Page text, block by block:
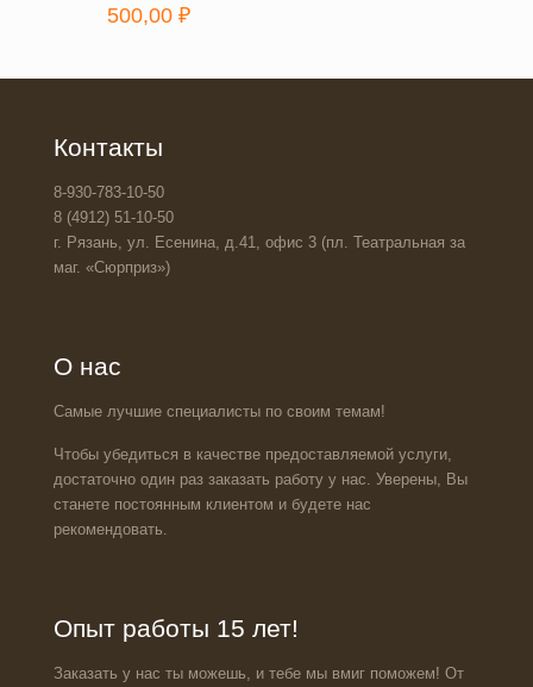
500,00 ₽
Контакты
8-930-783-10-50
8 (4912) 51-10-50
г. Рязань, ул. Есенина, д.41, офис 3 (пл. Театральная за
маг. «Сюрприз»)
О нас
Самые лучшие специалисты по своим темам!
Чтобы убедиться в качестве предоставляемой услуги,
достаточно один раз заказать работу у нас. Уверены, Вы
станете постоянным клиентом и будете нас
рекомендовать.
Опыт работы 15 лет!
Заказать у нас ты можешь, и тебе мы вмиг поможем! От